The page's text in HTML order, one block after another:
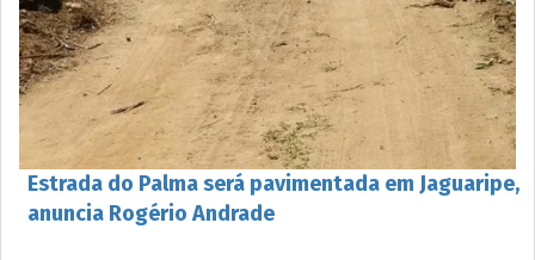
Estrada do Palma será pavimentada em Jaguaripe,
anuncia Rogério Andrade